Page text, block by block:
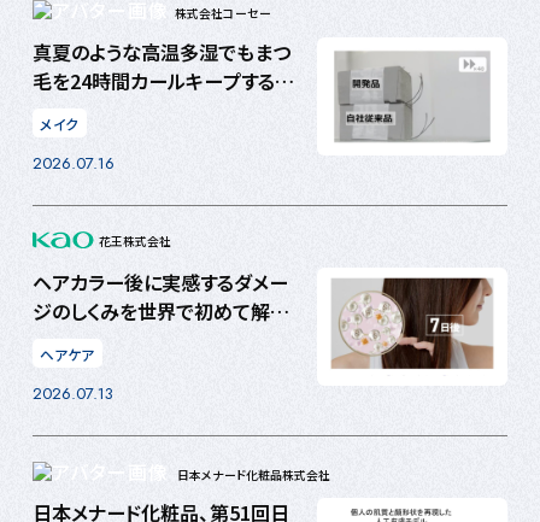
株式会社コーセー
真夏のような高温多湿でもまつ
毛を24時間カールキープするマ
メイク
2026.07.16
花王株式会社
ヘアカラー後に実感するダメー
ジのしくみを世界で初めて解
内部の構造が変化 ダメージの
進行を抑え、髪色を美しく保つ
ヘアケア
2026.07.13
日本メナード化粧品株式会社
日本メナード化粧品、第51回日